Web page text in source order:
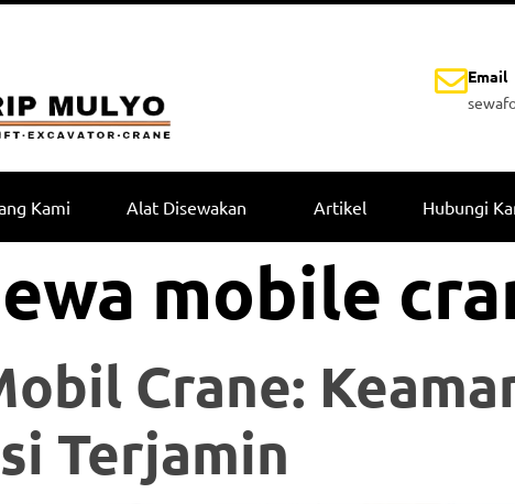
Email
Kami Alat Disewakan Artikel Hubungi
mobile
Crane:
Terjamin